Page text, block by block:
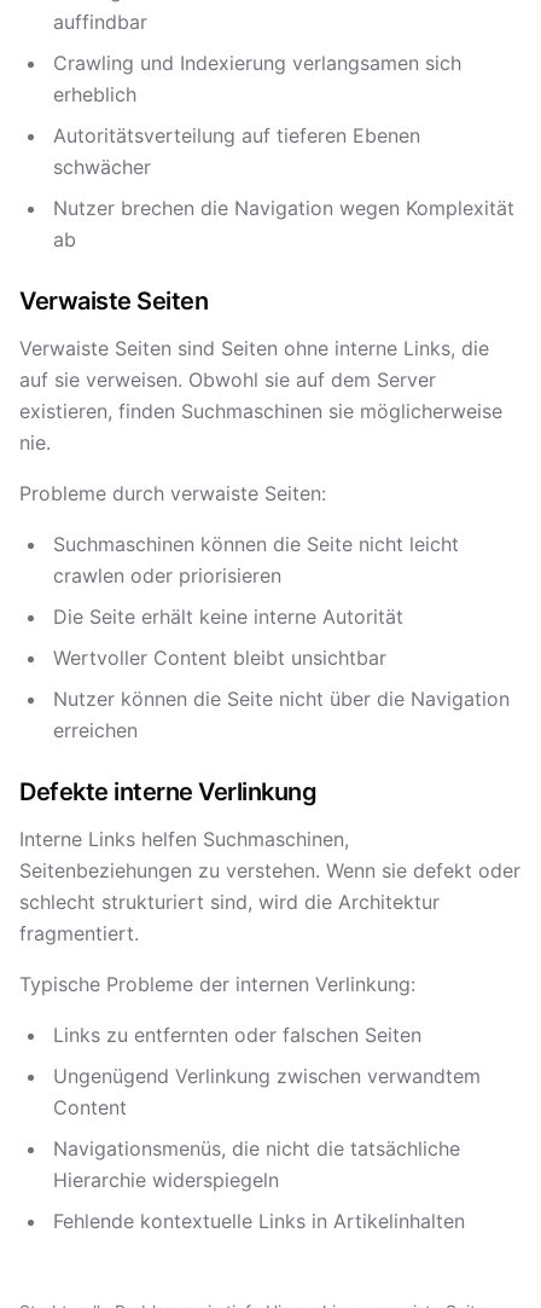
auffindbar
Crawling und Indexierung verlangsamen sich
erheblich
Autoritätsverteilung auf tieferen Ebenen
schwächer
Nutzer brechen die Navigation wegen Komplexität
ab
Verwaiste Seiten
Verwaiste Seiten sind Seiten ohne interne Links, die
auf sie verweisen. Obwohl sie auf dem Server
existieren, finden Suchmaschinen sie möglicherweise
nie.
Probleme durch verwaiste Seiten:
Suchmaschinen können die Seite nicht leicht
crawlen oder priorisieren
Die Seite erhält keine interne Autorität
Wertvoller Content bleibt unsichtbar
Nutzer können die Seite nicht über die Navigation
erreichen
Defekte interne Verlinkung
Interne Links helfen Suchmaschinen,
Seitenbeziehungen zu verstehen. Wenn sie defekt oder
schlecht strukturiert sind, wird die Architektur
fragmentiert.
Typische Probleme der internen Verlinkung:
Links zu entfernten oder falschen Seiten
Ungenügend Verlinkung zwischen verwandtem
Content
Navigationsmenüs, die nicht die tatsächliche
Hierarchie widerspiegeln
Fehlende kontextuelle Links in Artikelinhalten